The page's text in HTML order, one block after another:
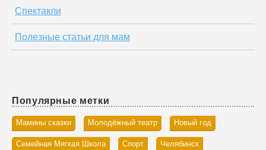
Спектакли
Полезные статьи для мам
Популярные метки
Мамины сказки Молодёжный театр Новый год
Семейная Мягкая Школа Спорт Челябинск